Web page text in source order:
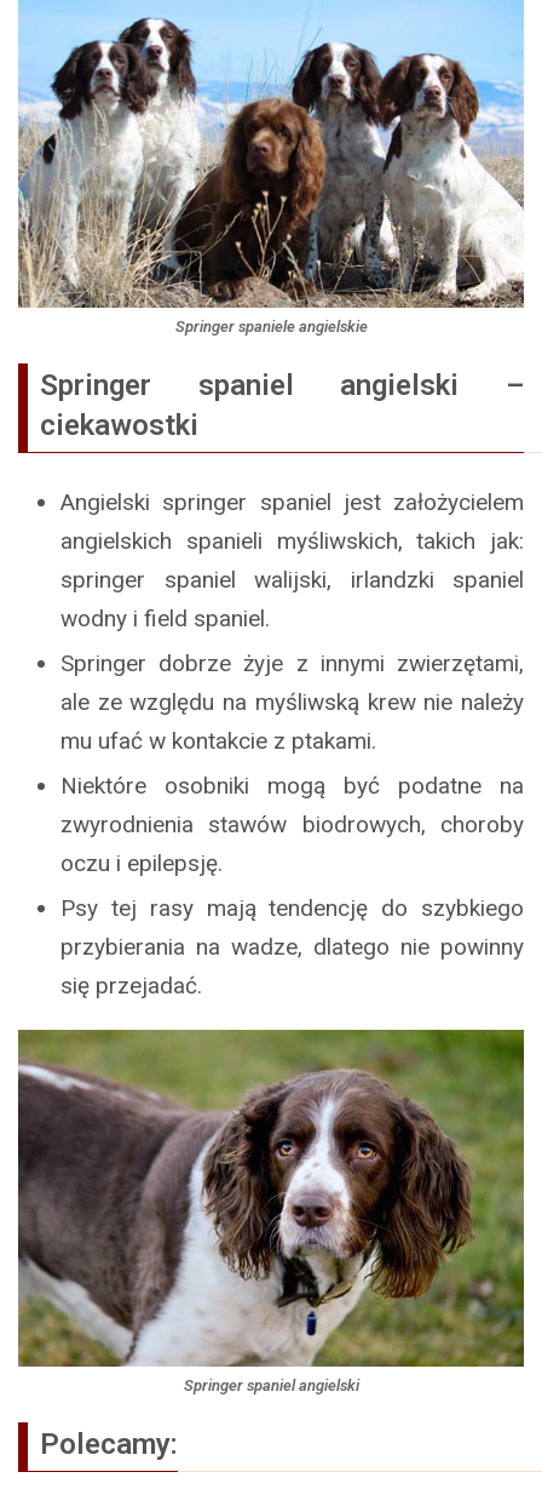
Springer spaniele angielskie
Springer spaniel angielski –
ciekawostki
Angielski springer spaniel jest założycielem
angielskich spanieli myśliwskich, takich jak:
springer spaniel walijski, irlandzki spaniel
wodny i field spaniel.
Springer dobrze żyje z innymi zwierzętami,
ale ze względu na myśliwską krew nie należy
mu ufać w kontakcie z ptakami.
Niektóre osobniki mogą być podatne na
zwyrodnienia stawów biodrowych, choroby
oczu i epilepsję.
Psy tej rasy mają tendencję do szybkiego
przybierania na wadze, dlatego nie powinny
się przejadać.
Springer spaniel angielski
Polecamy: